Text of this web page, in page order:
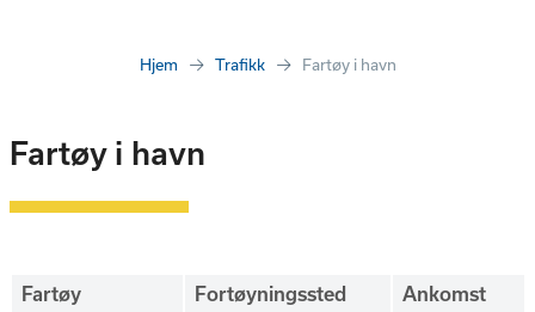
Hjem Trafikk Fartøy i havn
Fartøy i havn
Fartøy Fortøyningssted Ankomst